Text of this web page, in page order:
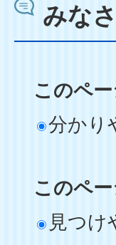
みな
このペ
分かり
このペ
見つけ